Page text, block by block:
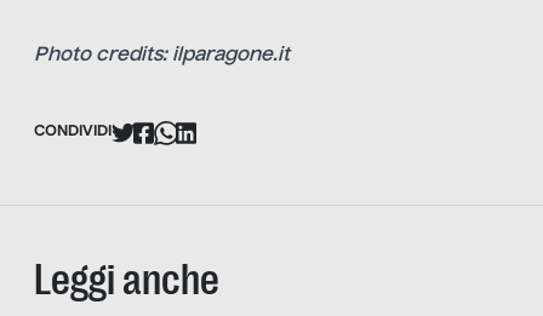
Photo credits: ilparagone.it
CONDIVIDI
Leggi anche